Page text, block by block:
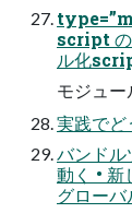
script の
ル化
モジュ
実践でど
バンドル
動く •
グロー